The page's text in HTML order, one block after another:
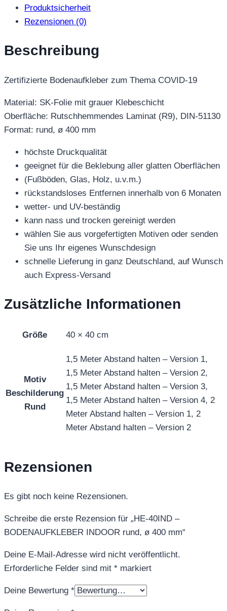
Produktsicherheit
Rezensionen (0)
Beschreibung
Zertifizierte Bodenaufkleber zum Thema COVID-19
Material: SK-Folie mit grauer Klebeschicht
Oberfläche: Rutschhemmendes Laminat (R9), DIN-51130
Format: rund, ø 400 mm
höchste Druckqualität
geeignet für die Beklebung aller glatten Oberflächen
(Fußböden, Glas, Holz, u.v.m.)
rückstandsloses Entfernen innerhalb von 6 Monaten
wetter- und UV-beständig
kann nass und trocken gereinigt werden
wählen Sie aus vorgefertigten Motiven oder senden
Sie uns Ihr eigenes Wunschdesign
schnelle Lieferung in ganz Deutschland, auf Wunsch
auch Express-Versand
Zusätzliche Informationen
Größe 40 × 40 cm
Motiv
Beschilderung
Rund
1,5 Meter Abstand halten – Version 1,
1,5 Meter Abstand halten – Version 2,
1,5 Meter Abstand halten – Version 3,
1,5 Meter Abstand halten – Version 4, 2
Meter Abstand halten – Version 1, 2
Meter Abstand halten – Version 2
Rezensionen
Es gibt noch keine Rezensionen.
Schreibe die erste Rezension für „HE-40IND –
BODENAUFKLEBER INDOOR rund, ø 400 mm“
Deine E-Mail-Adresse wird nicht veröffentlicht.
Erforderliche Felder sind mit * markiert
Deine Bewertung *